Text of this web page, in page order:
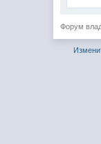
Форум